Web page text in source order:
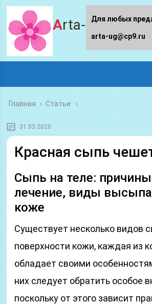
Arta-ug.ru
Главная › Статьи
31.03.2020
Красная сыпь
Сыпь на теле:
лечение, виды
коже
Существует несколько видов
поверхности кожи, каждая из
обладает своими
них следует обратить особое
поскольку от этого зависит
Для любых
arta-ug@cp9.ru